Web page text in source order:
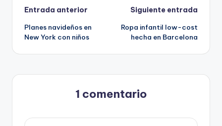
Navegación
de
entradas
Entrada anterior
Planes navideños en
New York con niños
Siguiente entrada
Ropa infantil low-cost
hecha en Barcelona
1 comentario